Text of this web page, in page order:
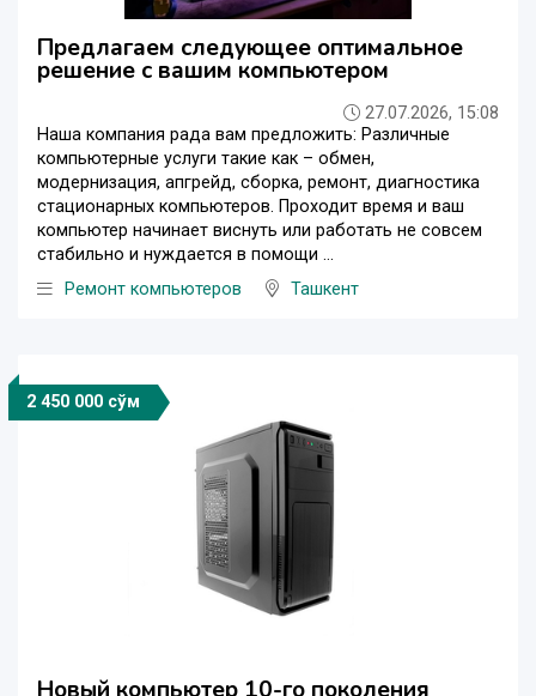
Предлагаем следующее оптимальное
решение с вашим компьютером
27.07.2026, 15:08
Наша компания рада вам предложить: Различные
компьютерные услуги такие как – обмен,
модернизация, апгрейд, сборка, ремонт, диагностика
стационарных компьютеров. Проходит время и ваш
компьютер начинает виснуть или работать не совсем
стабильно и нуждается в помощи ...
Ремонт компьютеров
Ташкент
2 450 000 сўм